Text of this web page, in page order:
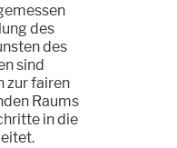
des
des
sind
zur fairen
Raums
in die